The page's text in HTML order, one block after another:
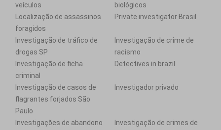
veículos
biológicos
Localização de assassinos
foragidos
Private investigator Brasil
Investigação de tráfico de
drogas SP
Investigação de crime de
racismo
Investigação de ficha
criminal
Detectives in brazil
Investigação de casos de
flagrantes forjados São
Paulo
Investigador privado
Investigações de abandono
Investigação de crimes de